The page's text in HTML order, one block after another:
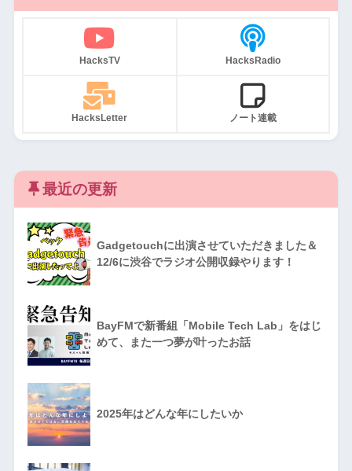
HacksTV HacksRadio
HacksLetter ノート連載
最近の更新
Gadgetouchに出演させていただきました＆
12/6に渋谷でラジオ公開収録やります！
BayFMで新番組「Mobile Tech Lab」をはじ
めて、また一つ夢が叶ったお話
2025年はどんな年にしたいか